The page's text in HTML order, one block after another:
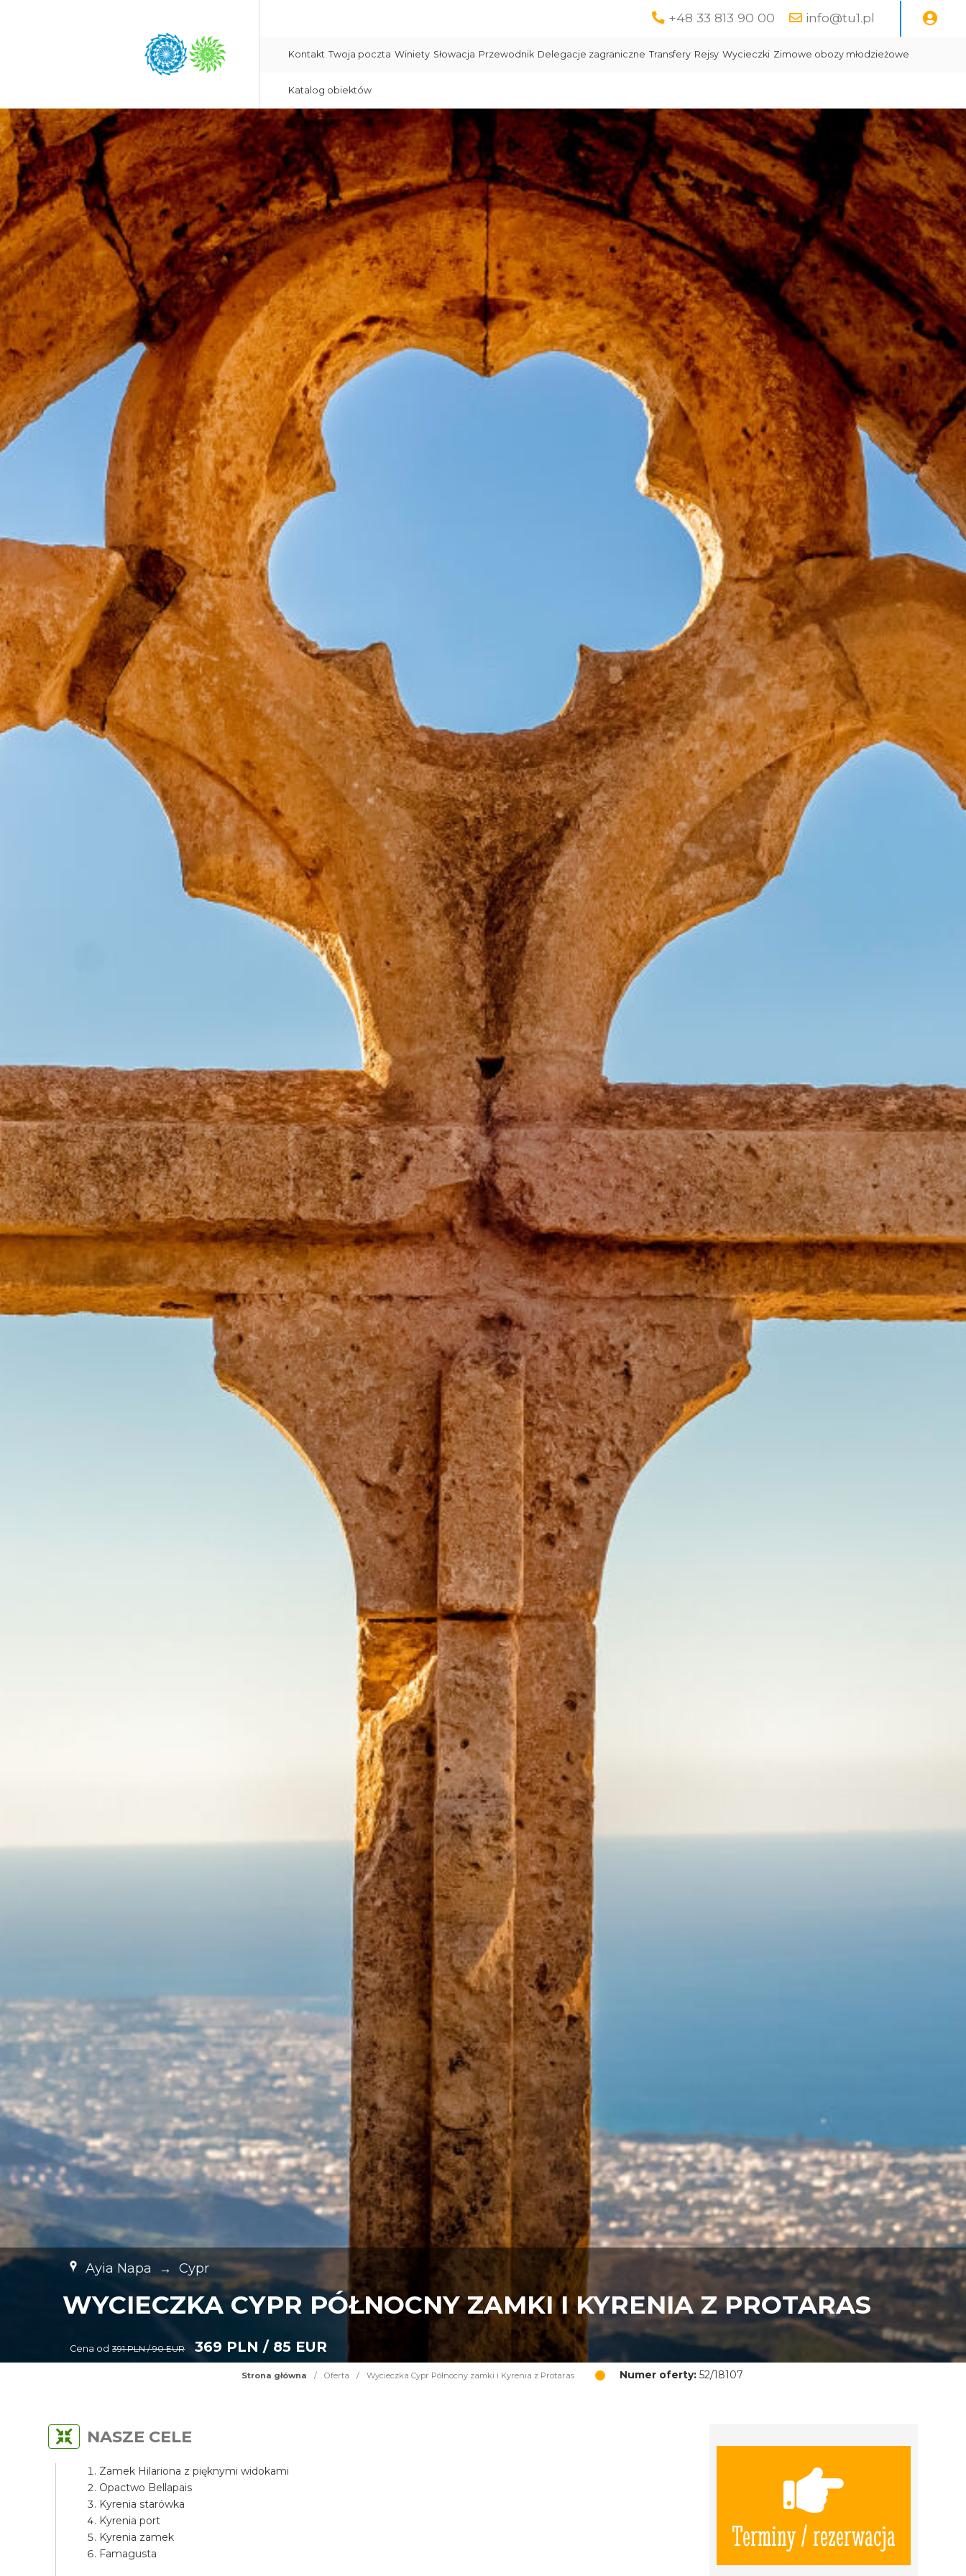
+48 33 813 90 00 info@tu1.pl
Kontakt Twoja poczta Winiety Słowacja Przewodnik Delegacje zagraniczne Transfery Rejsy Wycieczki Zimowe obozy młodzieżowe
Katalog obiektów
Ayia Napa → Cypr
WYCIECZKA CYPR PÓŁNOCNY ZAMKI I KYRENIA Z PROTARAS
Cena od 391 PLN / 90 EUR 369 PLN / 85 EUR
Strona główna / Oferta / Wycieczka Cypr Północny zamki i Kyrenia z Protaras Numer oferty:52/18107
Terminy / rezerwacja
NASZE CELE
Zamek Hilariona z pięknymi widokami
Opactwo Bellapais
Kyrenia starówka
Kyrenia port
Kyrenia zamek
Famagusta